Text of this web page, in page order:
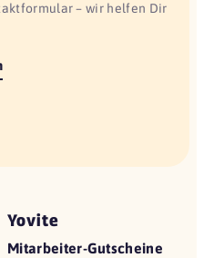
– wir helfen Dir
Yovite
Mitarbeiter-Gutscheine